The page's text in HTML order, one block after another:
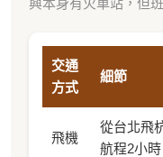
興本身有火車站，但
交通
方式
細節
飛機
從台北飛
航程2小時